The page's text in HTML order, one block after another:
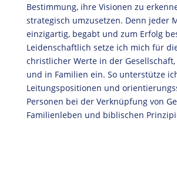
Bestimmung, ihre Visionen zu
strategisch umzusetzen. Denn jeder
einzigartig, begabt und zum Erfolg
Leidenschaftlich setze ich mich für
christlicher Werte in der
und in Familien ein. So unterstütze
Leitungspositionen und
Personen bei der Verknüpfung von
Familienleben und biblischen